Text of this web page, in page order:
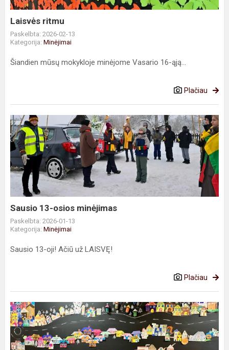
Laisvės ritmu
Paskelbta: 2026-02-13
Kategorija: Minėjimai
Šiandien mūsų mokykloje minėjome Vasario 16-ąją...
Plačiau
Sausio
13-
osios
minėjimas
Sausio 13-osios minėjimas
Paskelbta: 2026-01-13
Kategorija: Minėjimai
Sausio 13-oji! Ačiū už LAISVĘ!
Plačiau
Mūsų
Tolerancijos
gatvė
–